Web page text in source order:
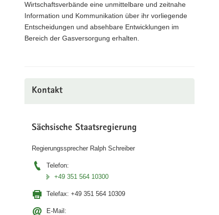
Wirtschaftsverbände eine unmittelbare und zeitnahe
Information und Kommunikation über ihr vorliegende
Entscheidungen und absehbare Entwicklungen im
Bereich der Gasversorgung erhalten.
Kontakt
Sächsische Staatsregierung
Regierungssprecher Ralph Schreiber
Telefon:
+49 351 564 10300
Telefax: +49 351 564 10309
E-Mail: